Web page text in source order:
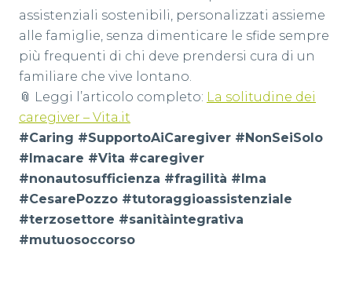
assistenziali sostenibili, personalizzati assieme
alle famiglie, senza dimenticare le sfide sempre
più frequenti di chi deve prendersi cura di un
familiare che vive lontano.
📎 Leggi l’articolo completo: La solitudine dei
caregiver – Vita.it
#Caring #SupportoAiCaregiver #NonSeiSolo
#Imacare #Vita #caregiver
#nonautosufficienza #fragilità #Ima
#CesarePozzo #tutoraggioassistenziale
#terzosettore #sanitàintegrativa
#mutuosoccorso